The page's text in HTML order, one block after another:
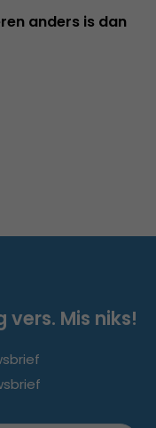
anders is dan
Mis niks!